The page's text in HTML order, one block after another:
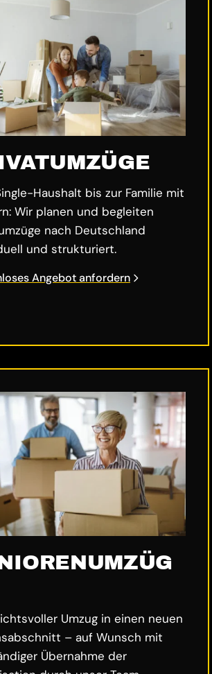
Haushalt bis zur Familie mit
Wir planen und begleiten
nach Deutschland
und strukturiert.
Angebot anfordern
Umzug in einen neuen
– auf Wunsch mit
Übernahme der